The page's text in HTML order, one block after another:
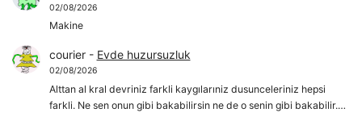
02/08/2026
Makine
courier- Evde huzursuzluk
02/08/2026
Alttan al kral devriniz farkli kaygılarıniz dusunceleriniz hepsi
farkli. Ne sen onun gibi bakabilirsin ne de o senin gibi bakabilir.…